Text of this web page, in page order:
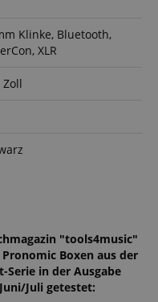
Klinke, Bluetooth,
XLR
Zoll
"tools4music"
Boxen aus der
Serie in der Ausgabe
Juli getestet: